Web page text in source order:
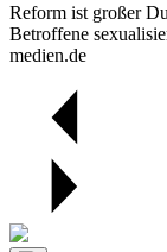
Reform ist großer
Betroffene
medien.de